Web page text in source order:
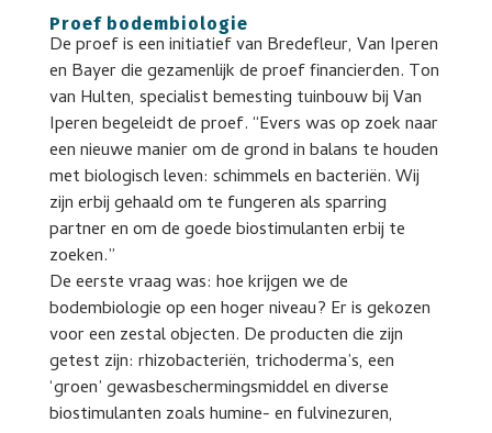
Proef bodembiologie
De proef is een initiatief van Bredefleur, Van Iperen
en Bayer die gezamenlijk de proef financierden. Ton
van Hulten, specialist bemesting tuinbouw bij Van
Iperen begeleidt de proef. “Evers was op zoek naar
een nieuwe manier om de grond in balans te houden
met biologisch leven: schimmels en bacteriën. Wij
zijn erbij gehaald om te fungeren als sparring
partner en om de goede biostimulanten erbij te
zoeken.”
De eerste vraag was: hoe krijgen we de
bodembiologie op een hoger niveau? Er is gekozen
voor een zestal objecten. De producten die zijn
getest zijn: rhizobacteriën, trichoderma’s, een
‘groen’ gewasbeschermingsmiddel en diverse
biostimulanten zoals humine- en fulvinezuren,